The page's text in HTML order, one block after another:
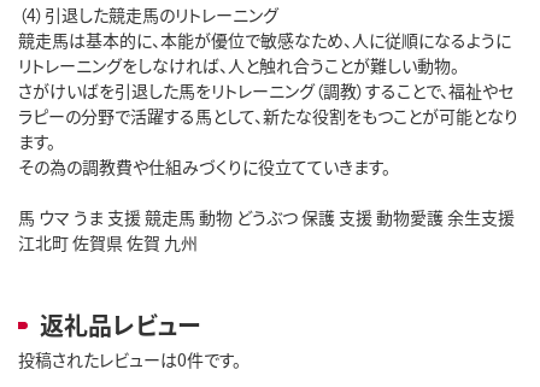
（4）引退した競走馬のリトレーニング
競走馬は基本的に、本能が優位で敏感なため、人に従順になるように
リトレーニングをしなければ、人と触れ合うことが難しい動物。
さがけいばを引退した馬をリトレーニング（調教）することで、福祉やセ
ラピーの分野で活躍する馬として、新たな役割をもつことが可能となり
ます。
その為の調教費や仕組みづくりに役立てていきます。
馬 ウマ うま 支援 競走馬 動物 どうぶつ 保護 支援 動物愛護 余生支援
江北町 佐賀県 佐賀 九州
返礼品レビュー
投稿されたレビューは0件です。